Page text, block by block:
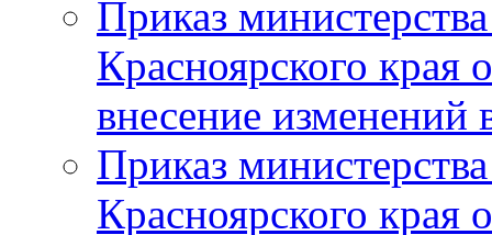
Приказ
Красноярского
внесение изменений
Приказ
Красноярского